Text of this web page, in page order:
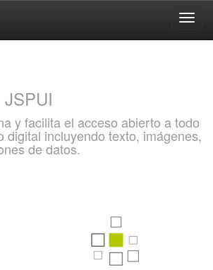
JSPUI
y facilita el acceso abierto a todo
digital incluyendo texto, imágenes,
de datos.